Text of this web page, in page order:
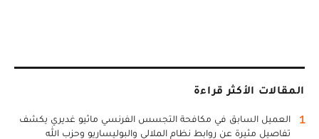
المقالات الأكثر قراءة
1
العميل السابق في مكافحة التجسس الفرنسي ماثيو غديري يكشف
تفاصيل مثيرة عن روابط نظام الملالي والبوليساريو وحزب الله